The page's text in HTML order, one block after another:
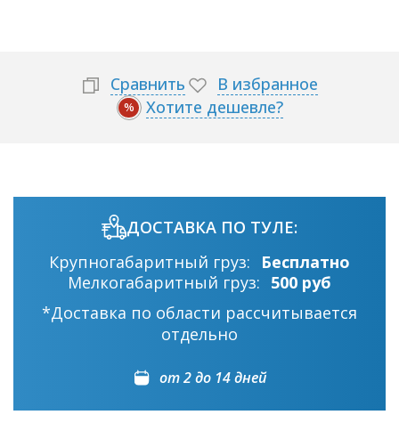
Сравнить В избранное
% Хотите дешевле?
ДОСТАВКА ПО ТУЛЕ:
Крупногабаритный груз:
Бесплатно
Мелкогабаритный груз: 500 руб
*Доставка по области рассчитывается
отдельно
от 2 до 14 дней